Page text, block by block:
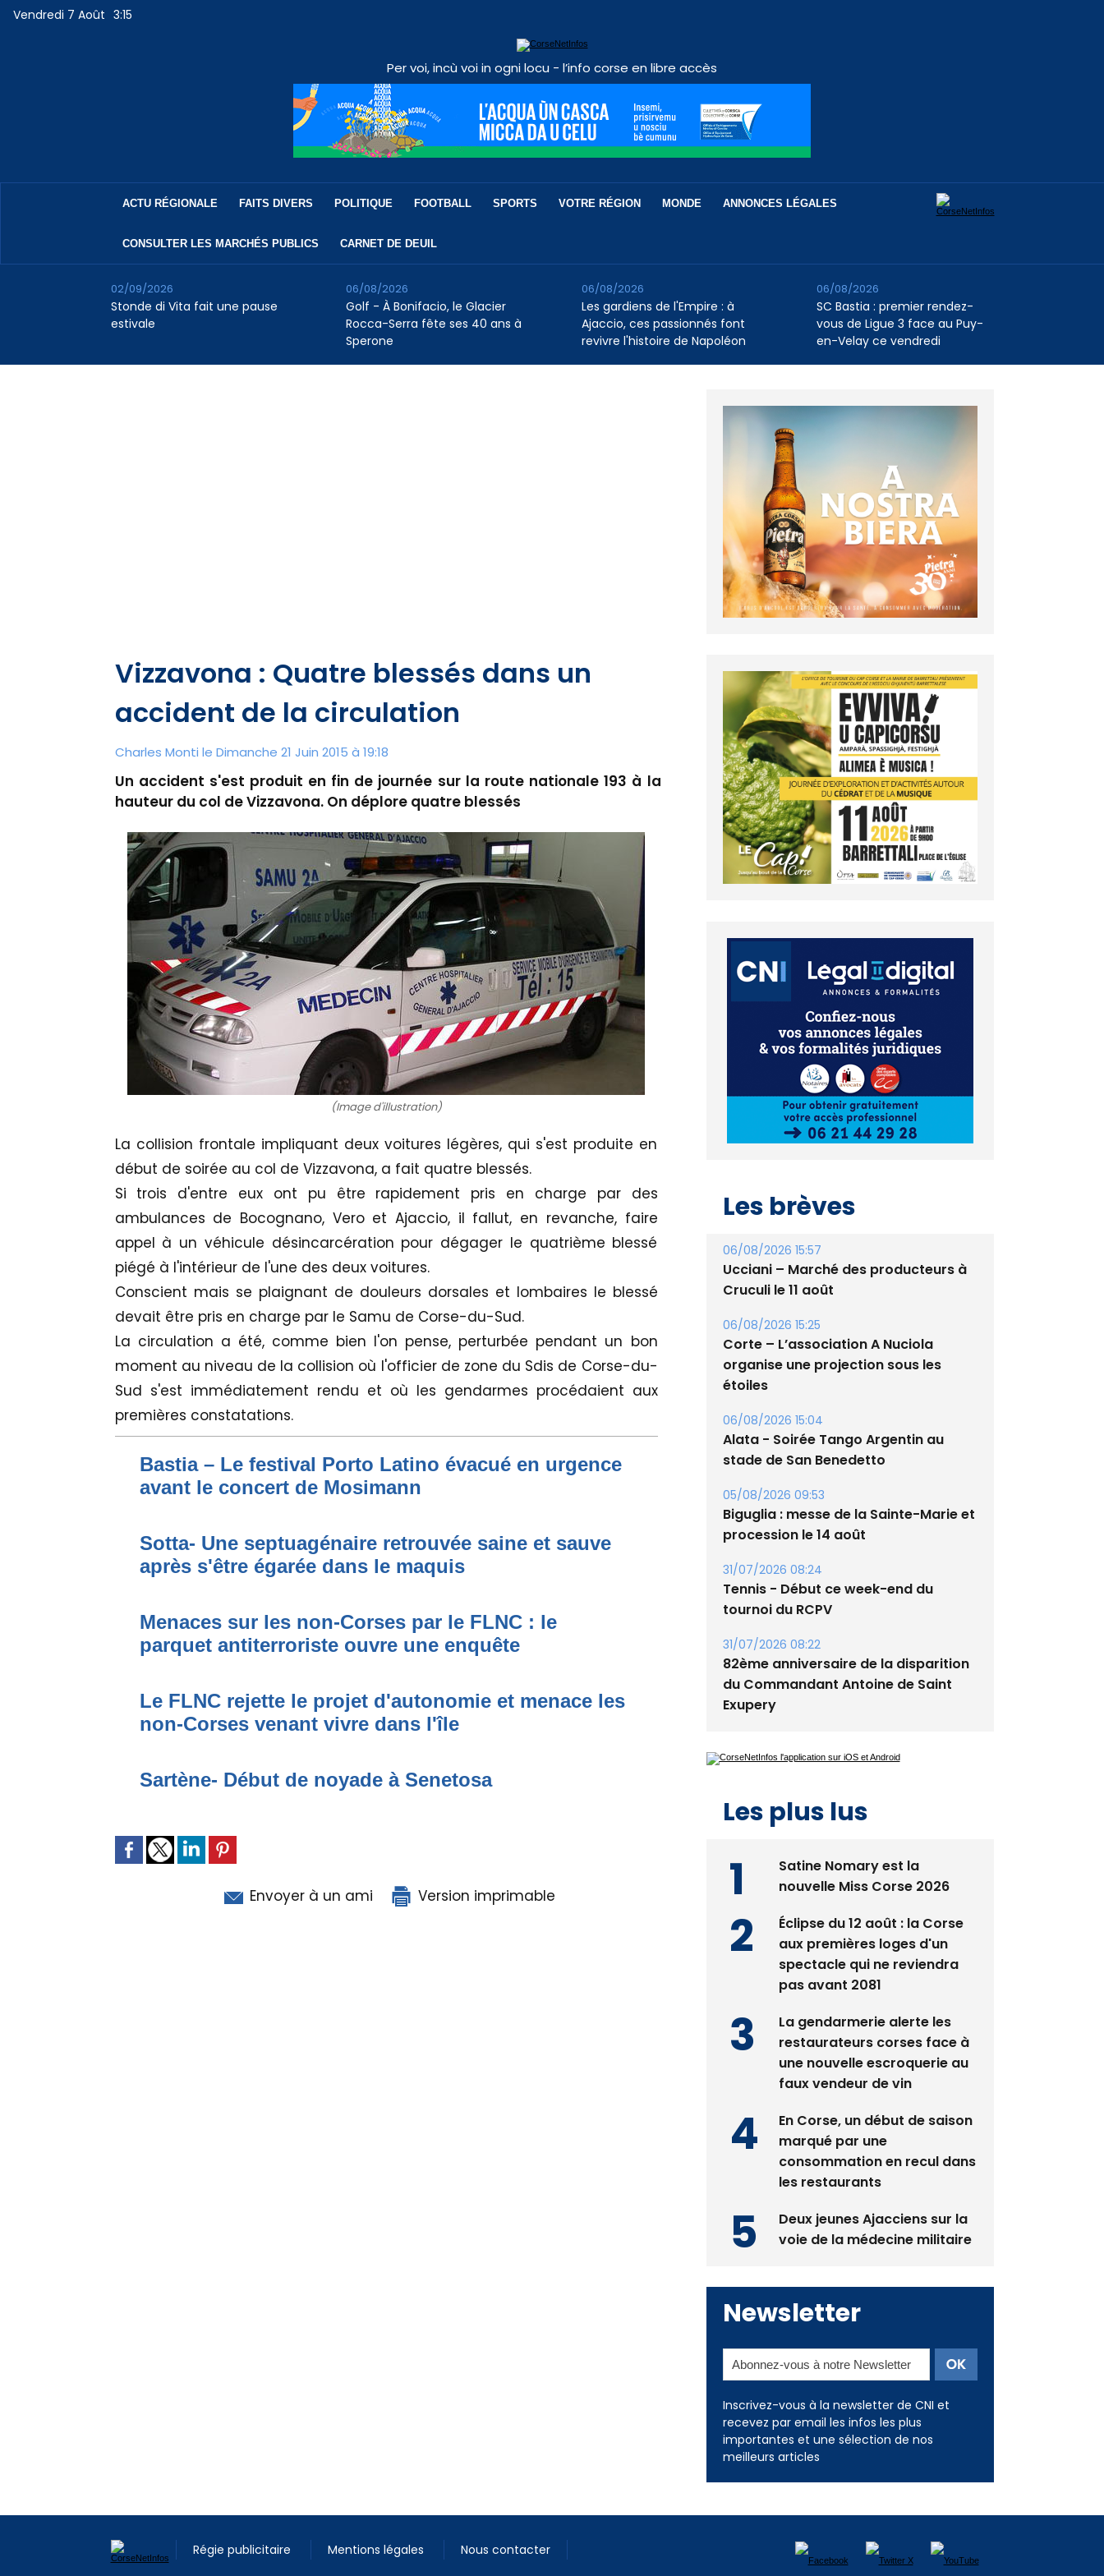
Vendredi 7 Août 3:15
Per voi, incù voi in ogni locu - l’info corse en libre accès
ACTU RÉGIONALE FAITS DIVERS POLITIQUE FOOTBALL SPORTS VOTRE RÉGION MONDE ANNONCES LÉGALES
CONSULTER LES MARCHÉS PUBLICS CARNET DE DEUIL
Stonde di Vita fait une pause
estivale
02/09/2026
Golf - À Bonifacio, le Glacier
Rocca-Serra fête ses 40 ans à
Sperone
06/08/2026
Les gardiens de l'Empire : à
Ajaccio, ces passionnés font
revivre l'histoire de Napoléon
06/08/2026
SC Bastia : premier rendez-
vous de Ligue 3 face au Puy-
en-Velay ce vendredi
06/08/2026
Vizzavona : Quatre blessés dans un
accident de la circulation
Charles Monti le Dimanche 21 Juin 2015 à 19:18
Un accident s'est produit en fin de journée sur la route nationale 193 à la
hauteur du col de Vizzavona. On déplore quatre blessés
(Image d'illustration)
La collision frontale impliquant deux voitures légères, qui s'est produite en
début de soirée au col de Vizzavona, a fait quatre blessés.
Si trois d'entre eux ont pu être rapidement pris en charge par des
ambulances de Bocognano, Vero et Ajaccio, il fallut, en revanche, faire
appel à un véhicule désincarcération pour dégager le quatrième blessé
piégé à l'intérieur de l'une des deux voitures.
Conscient mais se plaignant de douleurs dorsales et lombaires le blessé
devait être pris en charge par le Samu de Corse-du-Sud.
La circulation a été, comme bien l'on pense, perturbée pendant un bon
moment au niveau de la collision où l'officier de zone du Sdis de Corse-du-
Sud s'est immédiatement rendu et où les gendarmes procédaient aux
premières constatations.
Bastia – Le festival Porto Latino évacué en urgence
avant le concert de Mosimann
Sotta- Une septuagénaire retrouvée saine et sauve
après s'être égarée dans le maquis
Menaces sur les non-Corses par le FLNC : le
parquet antiterroriste ouvre une enquête
Le FLNC rejette le projet d'autonomie et menace les
non-Corses venant vivre dans l'île
Sartène- Début de noyade à Senetosa
Envoyer à un ami Version imprimable
06/08/2026 15:57
Cruculi le 11 août
06/08/2026 15:25
organise une projection sous les
étoiles
06/08/2026 15:04
stade de San Benedetto
05/08/2026 09:53
procession le 14 août
31/07/2026 08:24
Tennis - Début ce week-end du
tournoi du RCPV
31/07/2026 08:22
du Commandant Antoine de Saint
Exupery
Les plus lus
Satine Nomary est la
Éclipse du 12 août : la Corse
spectacle qui ne reviendra
pas avant 2081
La gendarmerie alerte les
une nouvelle escroquerie au
faux vendeur de vin
En Corse, un début de saison
consommation en recul dans
les restaurants
Deux jeunes Ajacciens sur la
Inscrivez-vous à la newsletter de CNI et
recevez par email les infos les plus
importantes et une sélection de nos